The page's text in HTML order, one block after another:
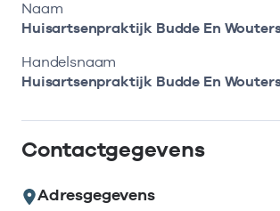
Zoeken in AGB-register
zorgaanbieder of onderneming.
Kortdurende zorg
Langdurige zorg
Gemeentezorgspiegel
Retourcodezoeker
Bekijk het aanbod
Naar hulp
Naam
Huisartsenpraktijk Budde En Wouters
Handelsnaam
Huisartsenpraktijk Budde En Wouters
Contactgegevens
Adresgegevens